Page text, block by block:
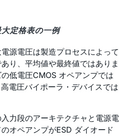
定格表の一例
源電圧は製造プロセスによって
り、平均値や最終値ではありま
低電圧CMOS オペアンプでは
電圧バイポーラ・デバイスでは
力段のアーキテクチャと電源電
オペアンプがESD ダイオード